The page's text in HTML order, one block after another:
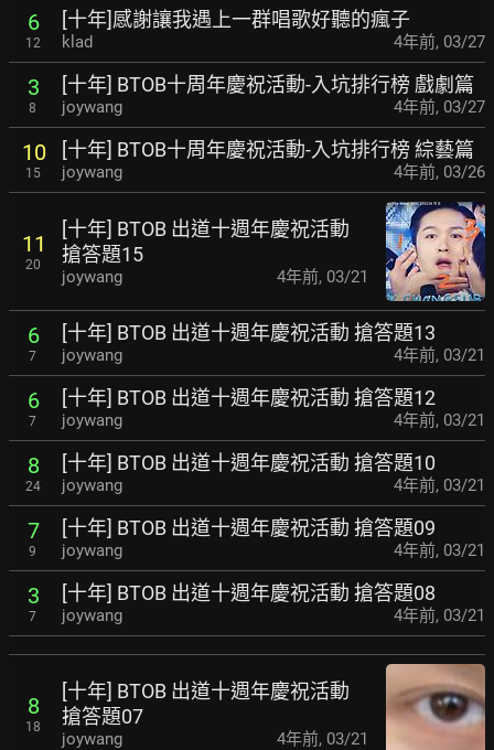
6
12
[十年]感謝讓我遇上一群唱歌好聽的瘋子
klad 4年前, 03/27
3
8
[十年] BTOB十周年慶祝活動-入坑排行榜 戲劇篇
joywang 4年前, 03/27
10
15
[十年] BTOB十周年慶祝活動-入坑排行榜 綜藝篇
joywang 4年前, 03/26
11
20
[十年] BTOB 出道十週年慶祝活動
搶答題15
joywang 4年前, 03/21
6
7
[十年] BTOB 出道十週年慶祝活動 搶答題13
joywang 4年前, 03/21
6
7
[十年] BTOB 出道十週年慶祝活動 搶答題12
joywang 4年前, 03/21
8
24
[十年] BTOB 出道十週年慶祝活動 搶答題10
joywang 4年前, 03/21
7
9
[十年] BTOB 出道十週年慶祝活動 搶答題09
joywang 4年前, 03/21
3
7
[十年] BTOB 出道十週年慶祝活動 搶答題08
joywang 4年前, 03/21
8
18
[十年] BTOB 出道十週年慶祝活動
搶答題07
joywang 4年前, 03/21